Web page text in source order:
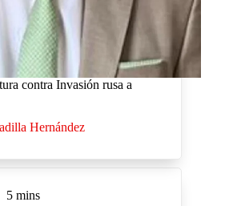
contra Invasión rusa a
Hernández
5 mins